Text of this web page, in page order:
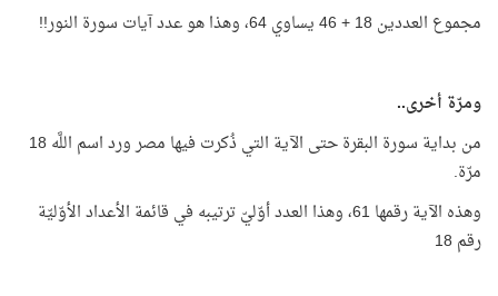
مجموع العددين 18 + 46 يساوي 64، وهذا هو عدد آيات سورة النور!!
ومرّة أخرى..
من بداية سورة البقرة حتى الآية التي ذُكرت فيها مصر ورد اسم اللَّه 18
مرّة.
وهذه الآية رقمها 61، وهذا العدد أوّليّ ترتيبه في قائمة الأعداد الأوّليّة
رقم 18